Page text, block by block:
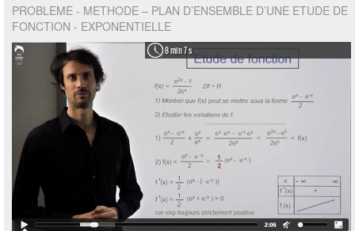
PROBLEME - METHODE – PLAN D’ENSEMBLE D’UNE ETUDE DE
FONCTION - EXPONENTIELLE
8 min 7 s